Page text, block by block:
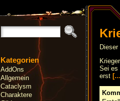
Kategorien
AddOns
Allgemein
Cataclysm
Charaktere
Sei es
erst